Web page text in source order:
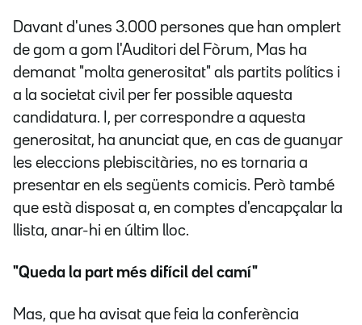
Davant d'unes 3.000 persones que han omplert
de gom a gom l'Auditori del Fòrum, Mas ha
demanat "molta generositat" als partits polítics i
a la societat civil per fer possible aquesta
candidatura. I, per correspondre a aquesta
generositat, ha anunciat que, en cas de guanyar
les eleccions plebiscitàries, no es tornaria a
presentar en els següents comicis. Però també
que està disposat a, en comptes d'encapçalar la
llista, anar-hi en últim lloc.
"Queda la part més difícil del camí"
Mas, que ha avisat que feia la conferència